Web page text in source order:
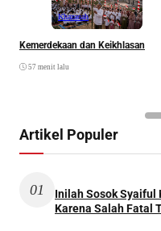
Khazanah
Kemerdekaan dan Keikhlasan
57 menit lalu
Artikel Populer
01
Inilah Sosok Syaiful
Karena Salah Fatal